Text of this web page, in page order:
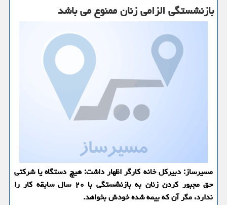
بازنشستگی الزامی زنان ممنوع می باشد
مسیرساز: دبیركل خانه كارگر اظهار داشت: هیچ دستگاه یا شركتی
حق مجبور كردن زنان به بازنشستگی با ۲۰ سال سابقه كار را
ندارد، مگر آن كه بیمه شده خودش بخواهد.